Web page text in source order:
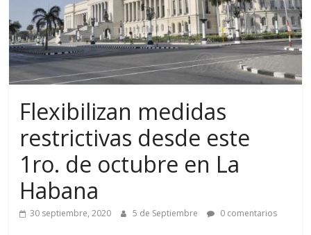
Flexibilizan medidas
restrictivas desde este
1ro. de octubre en La
Habana
30 septiembre, 2020 5 de Septiembre 0 comentarios